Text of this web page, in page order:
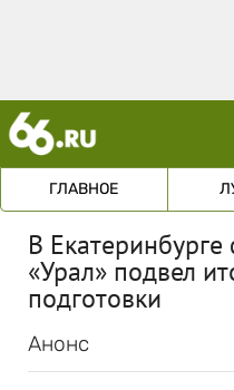
ГЛАВНОЕ
В
«Урал» подвел
подготовки
Анонс